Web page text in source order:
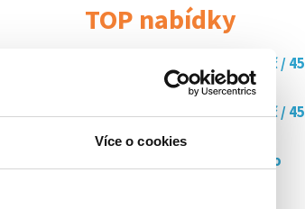
Více o cookies
TOP nabídky
Doučujte s námi až za 350 kč / 45
Doučujte s námi až za 350 kč / 45
Hledáme flexibilní řidiče pro
rozvoz...